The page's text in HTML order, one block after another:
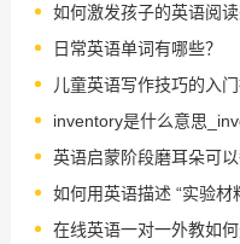
如何激发孩子的英语阅读
日常英语单词有哪些？
儿童英语写作技巧的入门
英语启蒙阶段磨耳朵可
如何用英语描述 “实验材
在线英语一对一外教如何